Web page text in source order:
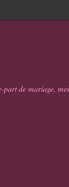
part de mariage,